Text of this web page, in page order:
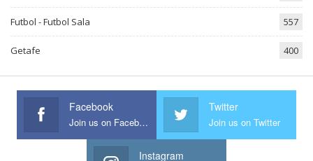
Futbol - Futbol Sala 557
Getafe 400
Facebook
Join us on Facebook
Twitter
Join us on Twitter
Instagram